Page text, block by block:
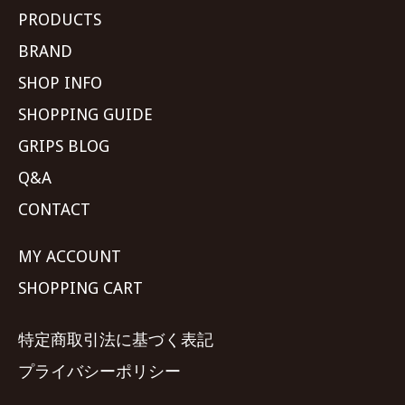
PRODUCTS
BRAND
SHOP INFO
SHOPPING GUIDE
GRIPS BLOG
Q&A
CONTACT
MY ACCOUNT
SHOPPING CART
特定商取引法に基づく表記
プライバシーポリシー